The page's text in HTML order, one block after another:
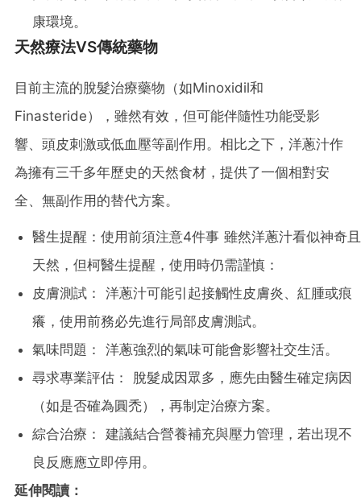
康環境。
天然療法VS傳統藥物
目前主流的脫髮治療藥物（如Minoxidil和
Finasteride），雖然有效，但可能伴隨性功能受影
響、頭皮刺激或低血壓等副作用。相比之下，洋蔥汁作
為擁有三千多年歷史的天然食材，提供了一個相對安
全、無副作用的替代方案。
醫生提醒：使用前須注意4件事 雖然洋蔥汁看似神奇且
天然，但柯醫生提醒，使用時仍需謹慎：
皮膚測試： 洋蔥汁可能引起接觸性皮膚炎、紅腫或痕
癢，使用前務必先進行局部皮膚測試。
氣味問題： 洋蔥強烈的氣味可能會影響社交生活。
尋求專業評估： 脫髮成因眾多，應先由醫生確定病因
（如是否確為圓禿），再制定治療方案。
綜合治療： 建議結合營養補充與壓力管理，若出現不
良反應應立即停用。
延伸閱讀：